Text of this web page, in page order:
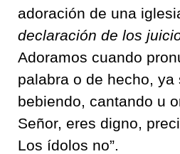
adoración de una
declaración de los
Adoramos cuando
palabra o de hecho, ya
bebiendo, cantando u
Señor, eres digno,
Los ídolos no”.